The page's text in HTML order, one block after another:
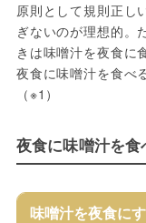
原則として規則正し
ぎないのが理想的。
きは味噌汁を夜食に
夜食に味噌汁を食べ
（※1）
夜食に味噌汁を
味噌汁を夜食に